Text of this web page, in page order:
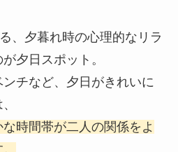
、夕暮れ時の心理的なリラ
夕日スポット。
チなど、夕日がきれいに
時間帯が二人の関係をよ